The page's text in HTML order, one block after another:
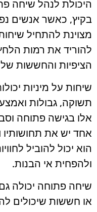
היכולת לנהל שיחה
בקיץ, כאשר אנשים
מצוינת להתחיל
להוריד את רמות הלחץ
הציפיות והחששות
שיחות על מיניות
תשוקה, גבולות
אלו בגישה פתוחה
אחד יש את תחושותיו
הוא יכול להוביל
ולהפחית אי הבנות.
שיחה פתוחה יכולה
או חששות שיכולים